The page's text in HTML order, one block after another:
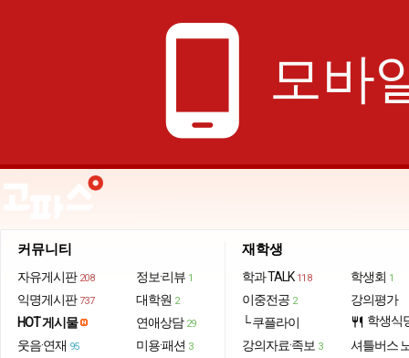
phone_android 모바
커뮤니티
자유게시판 208
익명게시판 737
HOT 게시물
웃음·연재 95
정보·리뷰 1
대학원 2
연애상담 29
미용·패션 3
재학생
학과 TALK 118
이중전공 2
└ 쿠플라이
강의자료·족보 3
학생회 1
강의평가
restaurant 학생식
셔틀버스